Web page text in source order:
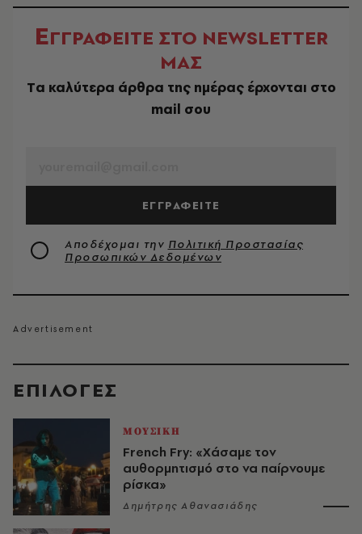
EΠΙΛΟΓΈΣ
ΜΟΥΣΙΚΗ
French Fry: «Χάσαμε τον
αυθορμητισμό στο να παίρνουμε
ρίσκα»
Δημήτρης Αθανασιάδης
ΕΓΓΡΑΦΕΙΤΕ ΣΤΟ NEWSLETTER
ΜΑΣ
Tα καλύτερα άρθρα της ημέρας έρχονται στο
mail σου
ΕΓΓΡΑΦΕΙΤΕ
Αποδέχομαι την Πολιτική Προστασίας
Προσωπικών Δεδομένων